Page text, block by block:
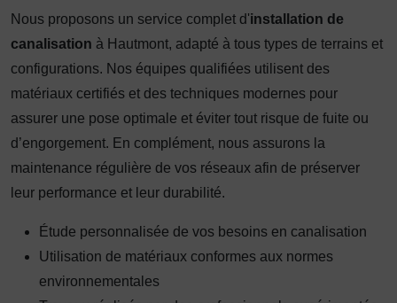
Nous proposons un service complet d'installation de
canalisation à Hautmont, adapté à tous types de terrains et
configurations. Nos équipes qualifiées utilisent des
matériaux certifiés et des techniques modernes pour
assurer une pose optimale et éviter tout risque de fuite ou
d’engorgement. En complément, nous assurons la
maintenance régulière de vos réseaux afin de préserver
leur performance et leur durabilité.
Étude personnalisée de vos besoins en canalisation
Utilisation de matériaux conformes aux normes
environnementales